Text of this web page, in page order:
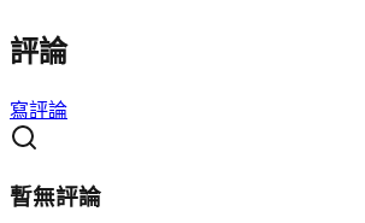
評論
寫評論
暫無評論